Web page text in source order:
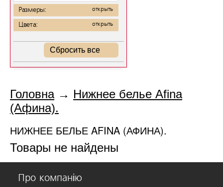
Размеры: открыть
Цвета: открыть
Сбросить все
Головна→ Нижнее белье Afina
(Афина).
НИЖНЕЕ БЕЛЬЕ AFINA (АФИНА).
Товары не найдены
Про компанію